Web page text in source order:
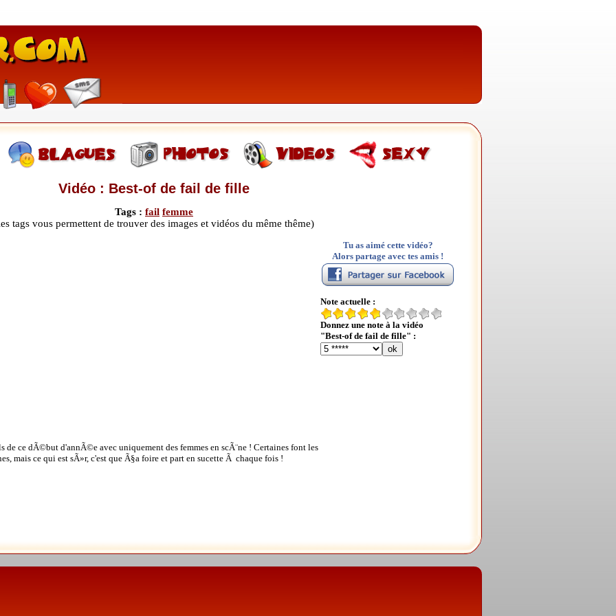
Vidéo : Best-of de fail de fille
Tags : fail femme
tags vous permettent de trouver des images et vidéos du même thême)
ce dÃ©but d'annÃ©e avec uniquement des femmes en scÃ¨ne ! Certaines font les
mais ce qui est sÃ»r, c'est que Ã§a foire et part en sucette Ã chaque fois !
Tu as aimé cette vidéo?
Alors partage avec tes amis !
Note actuelle :
Donnez une note à la vidéo
"Best-of de fail de fille" :